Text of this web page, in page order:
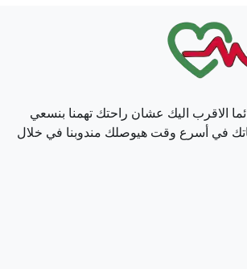
الاقرب اليك عشان راحتك تهمنا بنسعي
في أسرع وقت هيوصلك مندوبنا في خلال